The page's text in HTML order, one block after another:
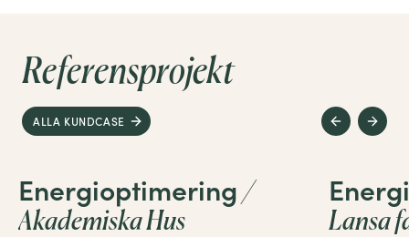
Referensprojekt
ALLA KUNDCASE
Energioptimering/
Akademiska Hus
Lansa